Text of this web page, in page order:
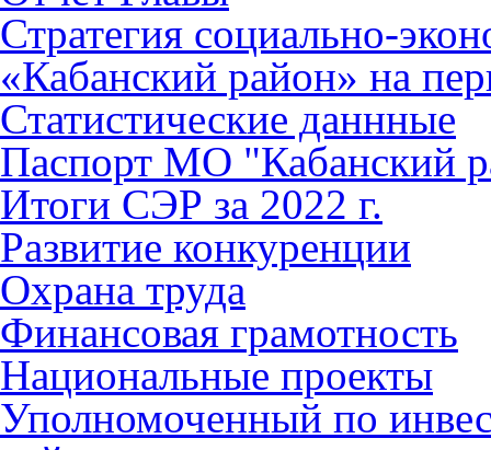
Стратегия социально-
«Кабанский район» на
Статистические даннные
Паспорт МО "Кабанский
Итоги СЭР за 2022 г.
Развитие конкуренции
Охрана труда
Финансовая грамотность
Национальные проекты
Уполномоченный по